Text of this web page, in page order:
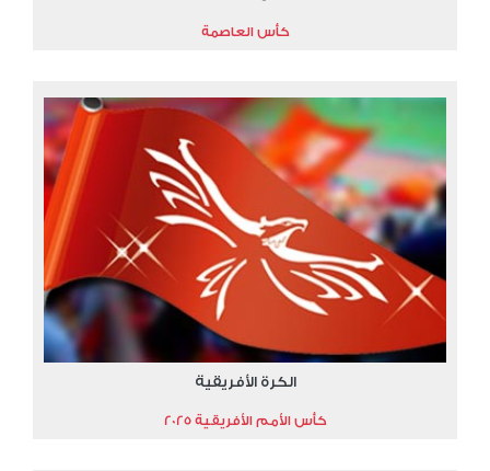
كأس العاصمة
الكرة الأفريقية
كأس الأمم الأفريقية 2025